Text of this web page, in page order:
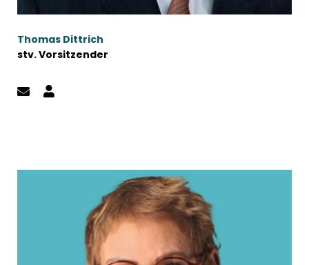
Thomas Dittrich
stv. Vorsitzender